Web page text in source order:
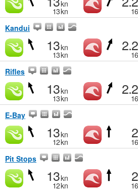
kn
13kn 16
Kandui
13kn
13kn
2.2
16
Rifles
13kn
13kn
2.2
16
E-Bay
13kn
12kn
2
16
Pit Stops
13kn
12kn
2
16